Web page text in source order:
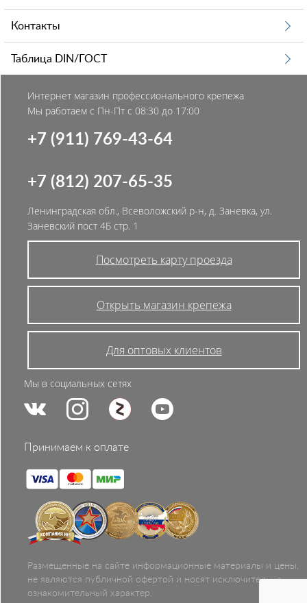
Контакты
Таблица DIN/ГОСТ
Интернет магазин профессионального крепежа
Мы работаем с Пн-Пт с 08:30 до 17:00
+7 (911) 769-43-64
+7 (812) 207-65-35
Ленинградская обл., Всеволожский р-н, д. Заневка, ул.
Заневский пост 4Б стр. 1
Посмотреть карту проезда
Открыть магазин крепежа
Для оптовых клиентов
Мы в социальных сетях
Принимаем к оплате
Размещенные на сайте информационные материалы и цены,
не являются публичной офертой и носят исключительно
ознакомительный характер.